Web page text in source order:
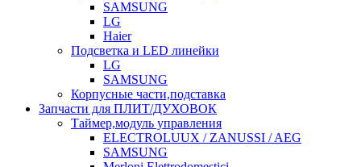
SAMSUNG
LG
Haier
Подсветка и LED линейки
LG
SAMSUNG
Корпусные части,подставка
Запчасти для ПЛИТ/ДУХОВОК
Таймер,модуль управления
ELECTROLUUX / ZANUSSI / AEG
SAMSUNG